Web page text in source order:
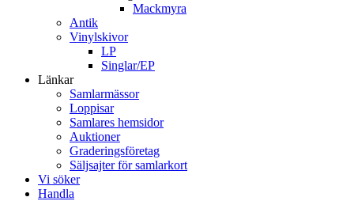
Mackmyra
Antik
Vinylskivor
LP
Singlar/EP
Länkar
Samlarmässor
Loppisar
Samlares hemsidor
Auktioner
Graderingsföretag
Säljsajter för samlarkort
Vi söker
Handla